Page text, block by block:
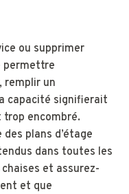
ou supprimer
permettre
remplir un
capacité signifierait
encombré.
plans d’étage
dans toutes les
et assurez-
et que